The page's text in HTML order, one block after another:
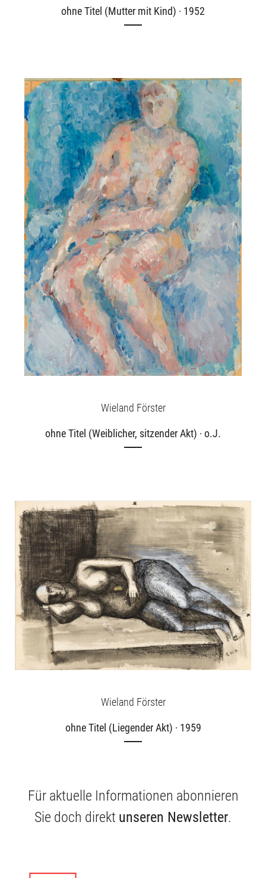
Ausstellungen
Unsere Angebote
Aktuelles
Über uns
Publikationen
ohne Titel (Mutter mit Kind) · 1952
Wieland Förster
ohne Titel (Weiblicher, sitzender Akt) · o.J.
Wieland Förster
ohne Titel (Liegender Akt) · 1959
Für aktuelle Informationen abonnieren
Sie doch direkt unseren Newsletter.